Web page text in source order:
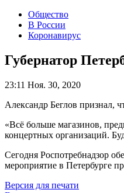
Общество
В России
Коронавирус
Губернатор
23:11 Ноя. 30, 2020
Александр Беглов признал,
«Всё больше магазинов,
концертных организаций.
Сегодня Роспотребнадзор
мероприятие в Петербурге
Версия для печати